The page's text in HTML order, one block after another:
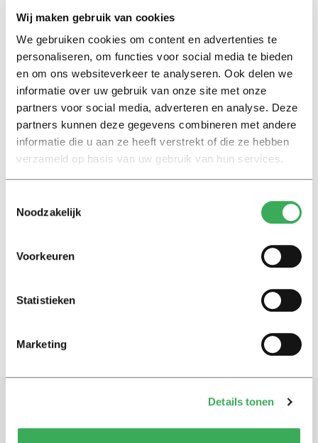
Wij maken gebruik van cookies
We gebruiken cookies om content en advertenties te
personaliseren, om functies voor social media te bieden
en om ons websiteverkeer te analyseren. Ook delen we
informatie over uw gebruik van onze site met onze
partners voor social media, adverteren en analyse. Deze
partners kunnen deze gegevens combineren met andere
informatie die u aan ze heeft verstrekt of die ze hebben
verzameld op basis van uw gebruik van hun services.
Noodzakelijk
Voorkeuren
Statistieken
Marketing
Details tonen
17 mei 2017
Nieuws
Kerstvolleybaltoernooi zonder
kerst
22 december 2016
Nieuws
Volleyballen in je
carnavalspèkske
Volleyballend de kerstdagen in